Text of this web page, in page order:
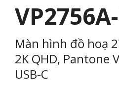
Màn hình đồ hoạ
2K QHD, Pantone
USB-C